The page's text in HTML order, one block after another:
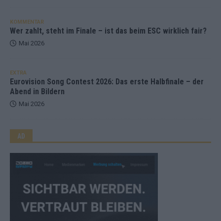
KOMMENTAR
Wer zahlt, steht im Finale – ist das beim ESC wirklich fair?
Mai 2026
EXTRA
Eurovision Song Contest 2026: Das erste Halbfinale – der
Abend in Bildern
Mai 2026
AD